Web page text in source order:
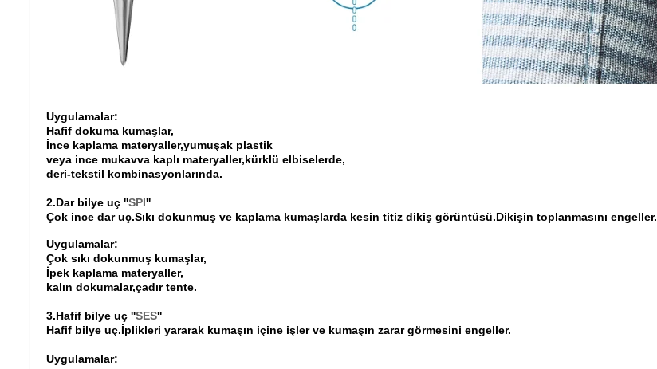
Uygulamalar:
Hafif dokuma kumaşlar,
İnce kaplama materyaller,yumuşak plastik
veya ince mukavva kaplı materyaller,kürklü elbiselerde,
deri-tekstil kombinasyonlarında.
2.Dar bilye uç ''SPI''
Çok ince dar uç.Sıkı dokunmuş ve kaplama kumaşlarda kesin titiz dikiş görüntüsü.Dikişin toplanmasını engeller.
Uygulamalar:
Çok sıkı dokunmuş kumaşlar,
İpek kaplama materyaller,
kalın dokumalar,çadır tente.
3.Hafif bilye uç ''SES''
Hafif bilye uç.İplikleri yararak kumaşın içine işler ve kumaşın zarar görmesini engeller.
Uygulamalar: